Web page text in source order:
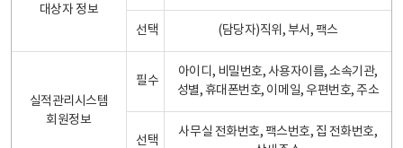
대상자 정보
선택 (담당자)직위, 부서, 팩스
실적관리시스템
회원정보
필수
아이디, 비밀번호, 사용자이름, 소속기관,
성별, 휴대폰번호, 이메일, 우편번호, 주소
선택
사무실 전화번호, 팩스번호, 집 전화번호,